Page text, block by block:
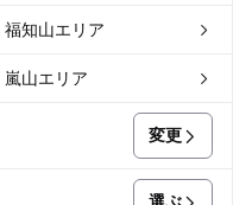
福知山エリア
嵐山エリア
変更